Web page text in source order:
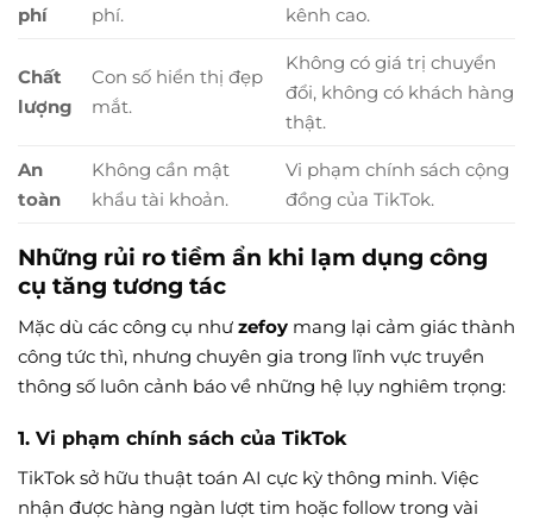
phí
phí.
kênh cao.
Chất
lượng
Con số hiển thị đẹp
mắt.
Không có giá trị chuyển
đổi, không có khách hàng
thật.
An
toàn
Không cần mật
khẩu tài khoản.
Vi phạm chính sách cộng
đồng của TikTok.
Những rủi ro tiềm ẩn khi lạm dụng công
cụ tăng tương tác
Mặc dù các công cụ như zefoy mang lại cảm giác thành
công tức thì, nhưng chuyên gia trong lĩnh vực truyền
thông số luôn cảnh báo về những hệ lụy nghiêm trọng:
1. Vi phạm chính sách của TikTok
TikTok sở hữu thuật toán AI cực kỳ thông minh. Việc
nhận được hàng ngàn lượt tim hoặc follow trong vài